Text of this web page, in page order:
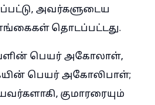
அவர்களுடைய
தொடப்பட்டது.
பெயர் அகோலாள்,
பெயர் அகோலிபாள்;
குமாரரையும்